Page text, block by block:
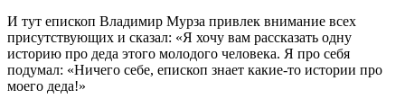
И тут епископ Владимир Мурза привлек внимание всех
присутствующих и сказал: «Я хочу вам рассказать одну
историю про деда этого молодого человека. Я про себя
подумал: «Ничего себе, епископ знает какие-то истории про
моего деда!»